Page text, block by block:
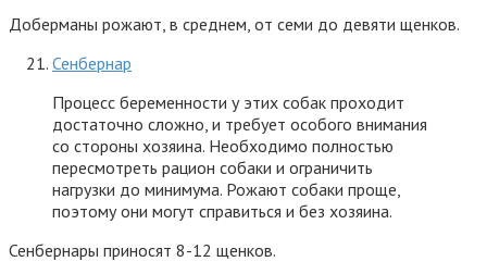
Доберманы рожают, в среднем, от семи до девяти щенков.
Сенбернар
Процесс беременности у этих собак проходит
достаточно сложно, и требует особого внимания
со стороны хозяина. Необходимо полностью
пересмотреть рацион собаки и ограничить
нагрузки до минимума. Рожают собаки проще,
поэтому они могут справиться и без хозяина.
Сенбернары приносят 8-12 щенков.